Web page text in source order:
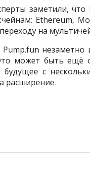
заметили,
Ethereum,
на
незаметно
может быть ещё
будущее с
расширение.